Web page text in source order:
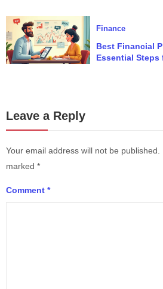
Finance
Best Financial
Essential Steps
Leave a Reply
Your email address will not be published.
marked *
Comment *